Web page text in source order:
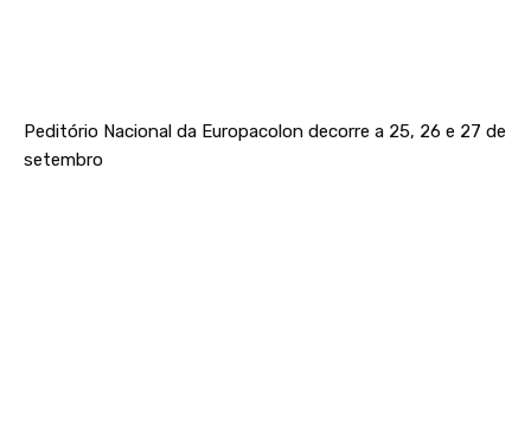
Peditório Nacional da Europacolon decorre a 25, 26 e 27 de
setembro